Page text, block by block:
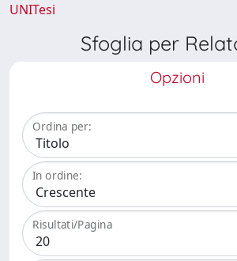
UNITesi
Sfoglia per
Opzioni
Ordina per:
In ordine:
Risultati/Pagina